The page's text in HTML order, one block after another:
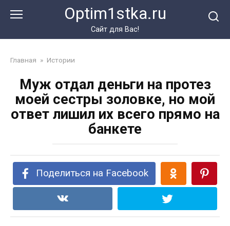
Optim1stka.ru
Сайт для Вас!
Главная » Истории
Муж отдал деньги на протез
моей сестры золовке, но мой
ответ лишил их всего прямо на
банкете
Поделиться на Facebook